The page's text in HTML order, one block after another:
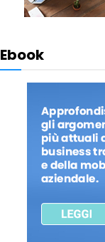
Ebook